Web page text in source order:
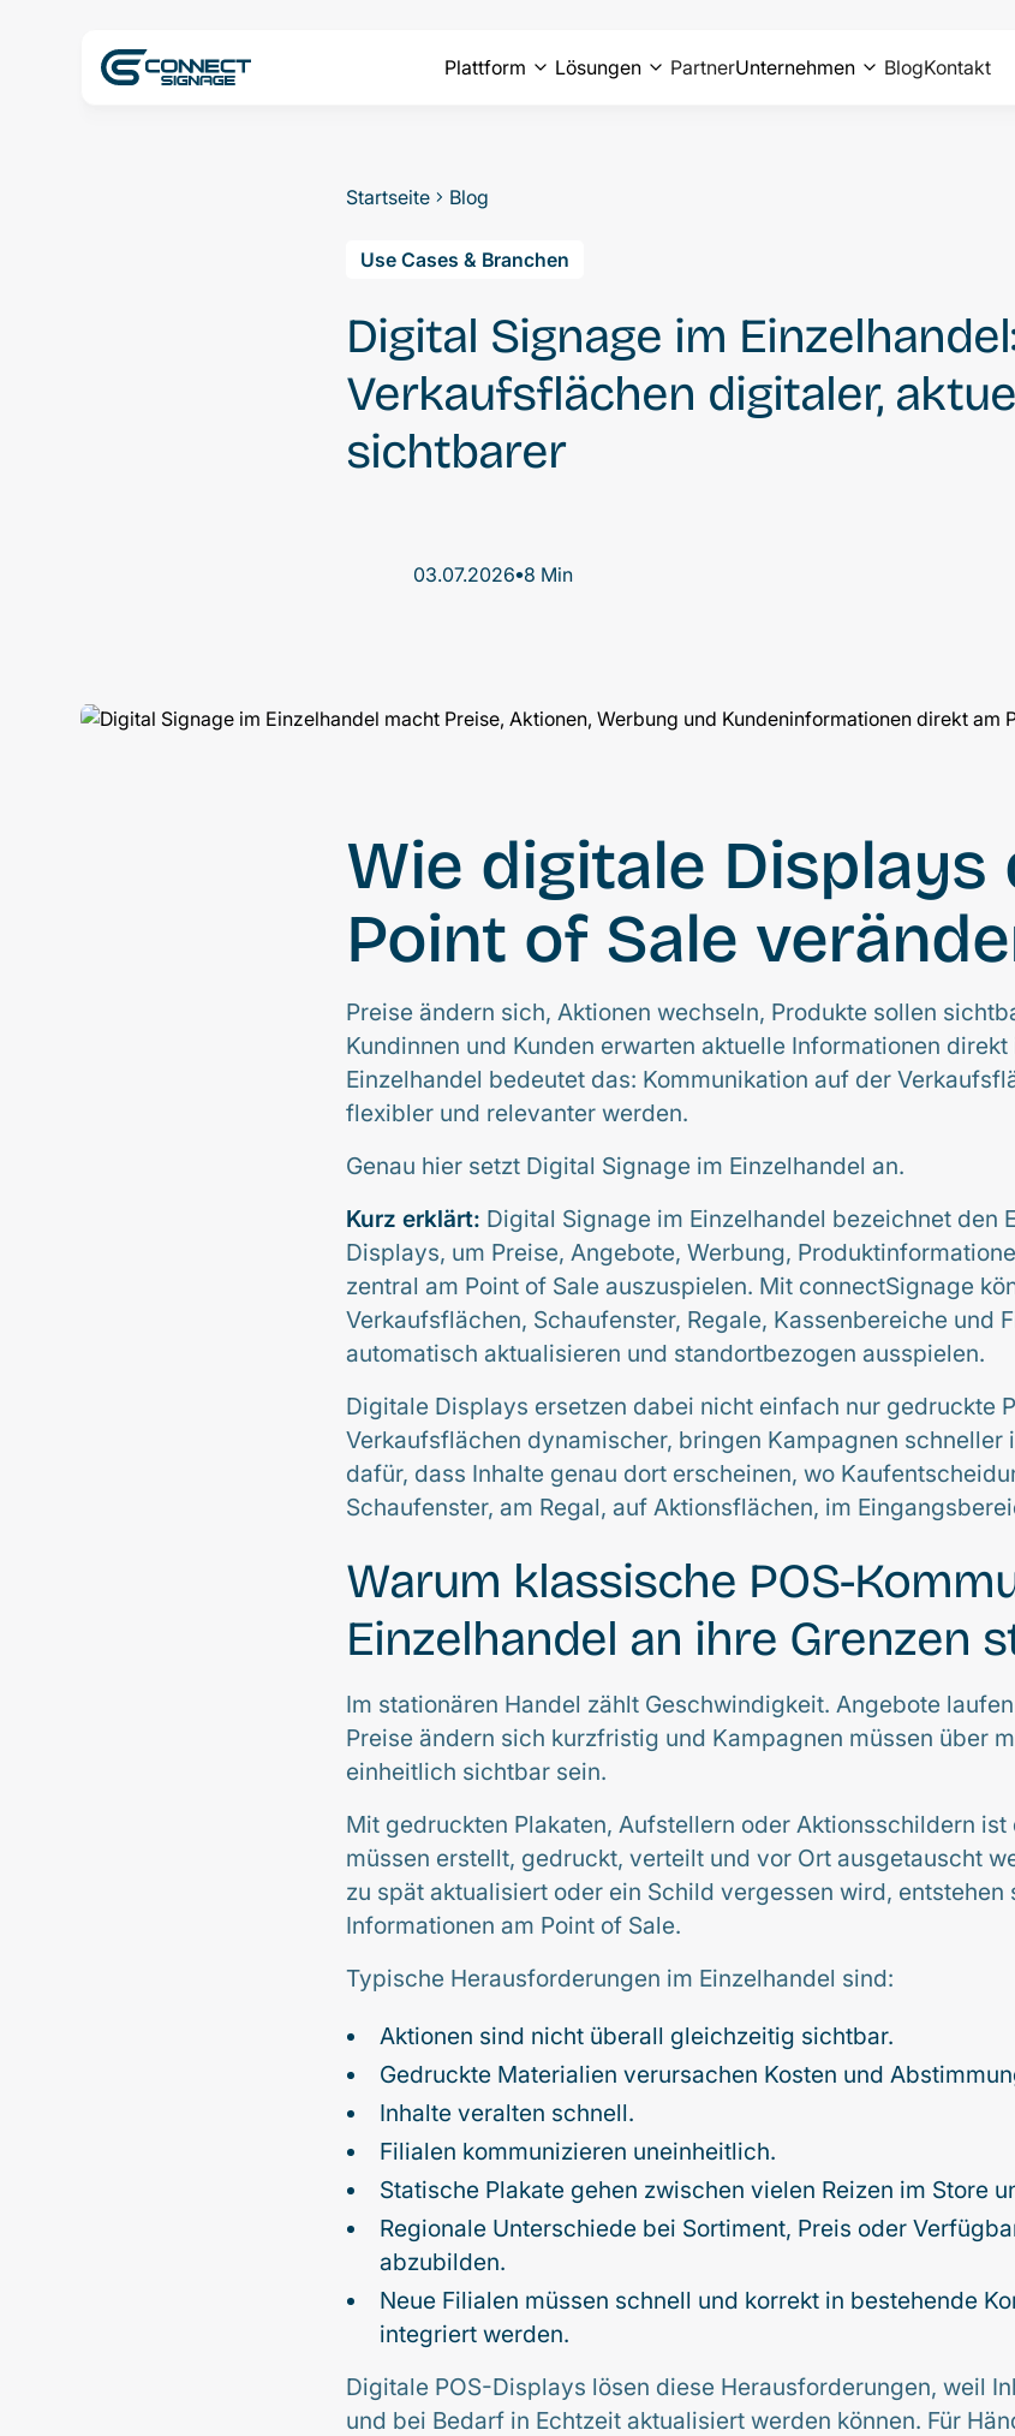
Plattform Lösungen PartnerUnternehmen BlogKontakt
Startseite Blog
Use Cases & Branchen
Digital Signage im
Verkaufsflächen digitaler,
sichtbarer
03.07.2026•8 Min
Wie digitale Displays
Point of Sale
Preise ändern sich, Aktionen wechseln, Produkte sollen
Kundinnen und Kunden erwarten aktuelle Informationen direkt
Einzelhandel bedeutet das: Kommunikation auf der
flexibler und relevanter werden.
Genau hier setzt Digital Signage im Einzelhandel an.
Kurz erklärt: Digital Signage im Einzelhandel bezeichnet den
Displays, um Preise, Angebote, Werbung,
zentral am Point of Sale auszuspielen. Mit connectSignage
Verkaufsflächen, Schaufenster, Regale, Kassenbereiche und
automatisch aktualisieren und standortbezogen ausspielen.
Digitale Displays ersetzen dabei nicht einfach nur gedruckte
Verkaufsflächen dynamischer, bringen Kampagnen schneller
dafür, dass Inhalte genau dort erscheinen, wo
Schaufenster, am Regal, auf Aktionsflächen, im
Warum klassische POS-
Einzelhandel an ihre Grenzen
Im stationären Handel zählt Geschwindigkeit. Angebote
Preise ändern sich kurzfristig und Kampagnen müssen über
einheitlich sichtbar sein.
Mit gedruckten Plakaten, Aufstellern oder Aktionsschildern
müssen erstellt, gedruckt, verteilt und vor Ort ausgetauscht
zu spät aktualisiert oder ein Schild vergessen wird,
Informationen am Point of Sale.
Typische Herausforderungen im Einzelhandel sind:
Aktionen sind nicht überall gleichzeitig sichtbar.
Gedruckte Materialien verursachen Kosten und
Inhalte veralten schnell.
Filialen kommunizieren uneinheitlich.
Statische Plakate gehen zwischen vielen Reizen im Store
Regionale Unterschiede bei Sortiment, Preis oder
abzubilden.
Neue Filialen müssen schnell und korrekt in bestehende
integriert werden.
Digitale POS-Displays lösen diese Herausforderungen, weil
und bei Bedarf in Echtzeit aktualisiert werden können. Für